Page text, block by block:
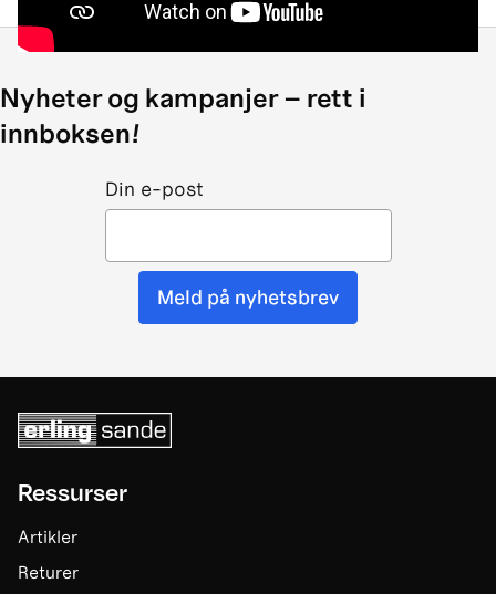
Nyheter og kampanjer – rett i
innboksen!
Din e-post
Meld på nyhetsbrev
Ressurser
Artikler
Returer